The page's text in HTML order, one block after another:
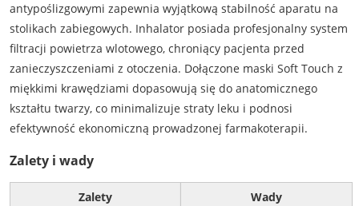
antypoślizgowymi zapewnia wyjątkową stabilność aparatu na
stolikach zabiegowych. Inhalator posiada profesjonalny system
filtracji powietrza wlotowego, chroniący pacjenta przed
zanieczyszczeniami z otoczenia. Dołączone maski Soft Touch z
miękkimi krawędziami dopasowują się do anatomicznego
kształtu twarzy, co minimalizuje straty leku i podnosi
efektywność ekonomiczną prowadzonej farmakoterapii.
Zalety i wady
Zalety
Wady